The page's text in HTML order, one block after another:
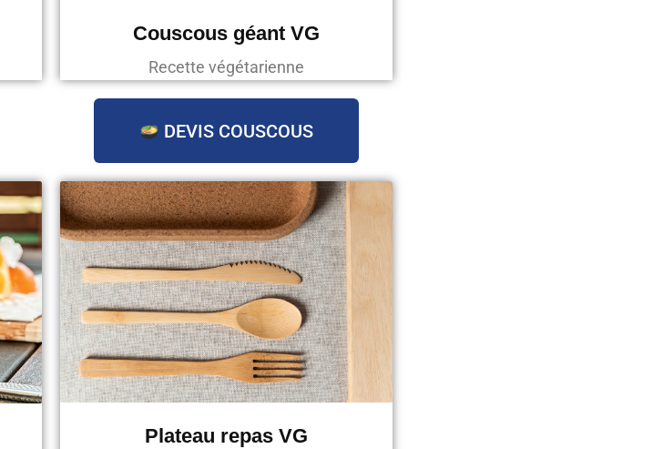
Couscous géant VG
Recette végétarienne
DEVIS COUSCOUS
Plateau repas VG